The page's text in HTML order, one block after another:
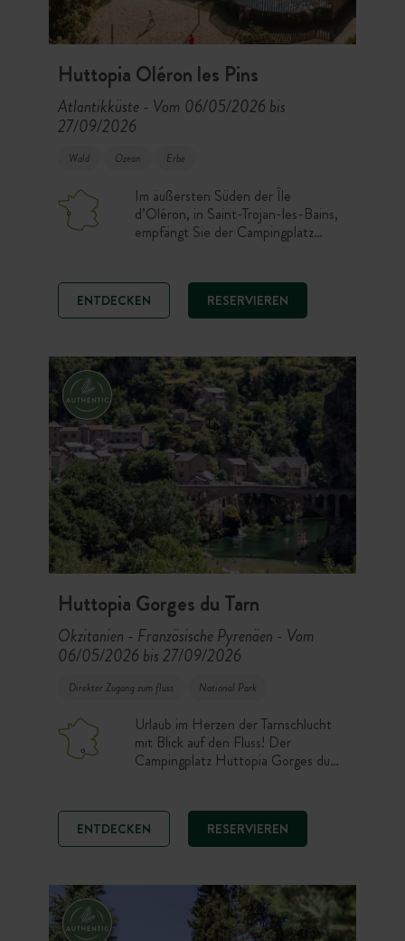
Huttopia Oléron les Pins
Atlantikküste - Vom 06/05/2026 bis
27/09/2026
Wald Ozean Erbe
Im äußersten Süden der Île
d’Oléron, in Saint-Trojan-les-Bains,
empfängt Sie der Campingplatz
Genießen Sie einen naturnahen
Aufenthalt mit zwei Außenpools,
Restaurant und E-Bike-Verleih vor
km Entfernung, 160 km Radwege
und die typischen Dörfer der Insel:
ein idealer Campingplatz, um die Île
d’Oléron zwischen Meer, Pinienwald
und Authentizität zu erkunden.
ENTDECKEN RESERVIEREN
Huttopia Gorges du Tarn
Okzitanien - Französische Pyrenäen - Vom
06/05/2026 bis 27/09/2026
Direkter Zugang zum fluss National Park
Urlaub im Herzen der Tarnschlucht
mit Blick auf den Fluss! Der
Campingplatz Huttopia Gorges du
Erkundung des Nationalparks
Cévennes. Genießen Sie diesen
besonderen Ort für Wassersport,
ENTDECKEN RESERVIEREN